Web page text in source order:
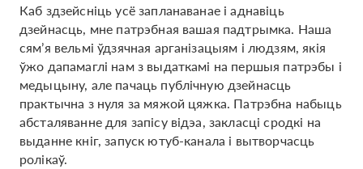
Каб здзейсніць усё запланаванае і аднавіць
дзейнасць, мне патрэбная вашая падтрымка. Наша
сям’я вельмі ўдзячная арганізацыям і людзям, якія
ўжо дапамаглі нам з выдаткамі на першыя патрэбы і
медыцыну, але пачаць публічную дзейнасць
практычна з нуля за мяжой цяжка. Патрэбна набыць
абсталяванне для запісу відэа, закласці сродкі на
выданне кніг, запуск ютуб-канала і вытворчасць
ролікаў.